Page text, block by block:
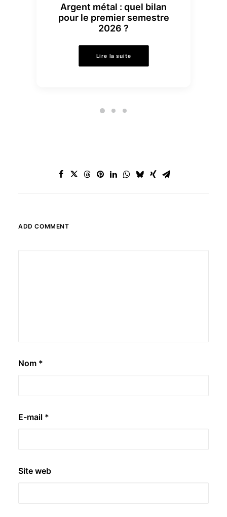
Argent métal : quel bilan
pour le premier semestre
2026 ?
Lire la suite
ADD COMMENT
Nom *
E-mail *
Site web